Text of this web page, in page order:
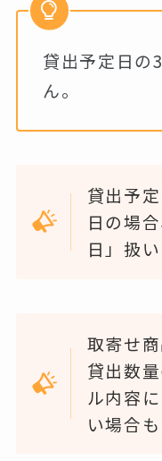
貸出予定日の
ん。
貸出予
日の場
日」扱
取寄せ
貸出数
ル内容
い場合も